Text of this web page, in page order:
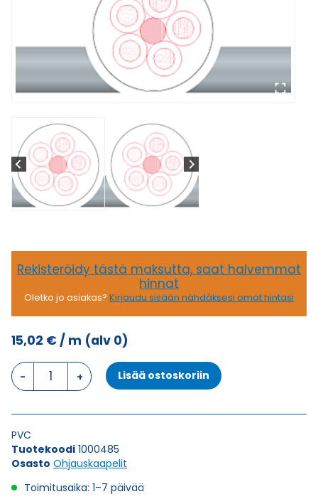
Rekisteröidy tästä maksutta, saat halvemmat
hinnat
Oletko jo asiakas? Kirjaudu sisään nähdäksesi omat hintasi
15,02 €/ m (alv 0)
Ohjauskaapeli
ÖPVC-
18G1,5
Lisää ostoskoriin
PVC
Tuotekoodi 1000485
Osasto Ohjauskaapelit
Toimitusaika: 1–7 päivää